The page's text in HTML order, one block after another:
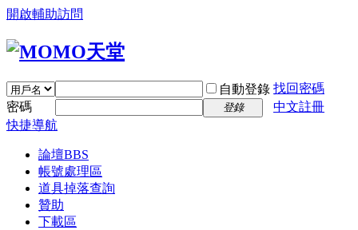
開啟輔助訪問
自動登錄 找回密碼
密碼
登錄
中文註冊
快捷導航
論壇BBS
帳號處理區
道具掉落查詢
贊助
下載區